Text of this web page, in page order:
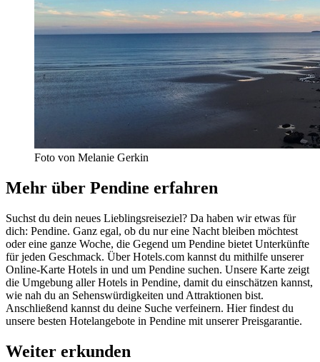
Foto von Melanie Gerkin
Mehr über Pendine erfahren
Suchst du dein neues Lieblingsreiseziel? Da haben wir etwas für
dich: Pendine. Ganz egal, ob du nur eine Nacht bleiben möchtest
oder eine ganze Woche, die Gegend um Pendine bietet Unterkünfte
für jeden Geschmack. Über Hotels.com kannst du mithilfe unserer
Online-Karte Hotels in und um Pendine suchen. Unsere Karte zeigt
die Umgebung aller Hotels in Pendine, damit du einschätzen kannst,
wie nah du an Sehenswürdigkeiten und Attraktionen bist.
Anschließend kannst du deine Suche verfeinern. Hier findest du
unsere besten Hotelangebote in Pendine mit unserer Preisgarantie.
Weiter erkunden